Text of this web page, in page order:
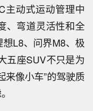
主动式运动管理中
、弯道灵活性和全
L8、问界M8、极
五座SUV不只是为
来像小车”的驾驶质